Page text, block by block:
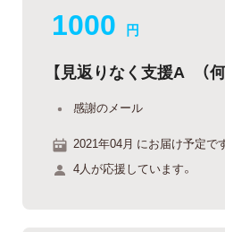
1000 円
【見返りなく支援A （何
感謝のメール
2021年04月 にお届け予定で
4人が応援しています。